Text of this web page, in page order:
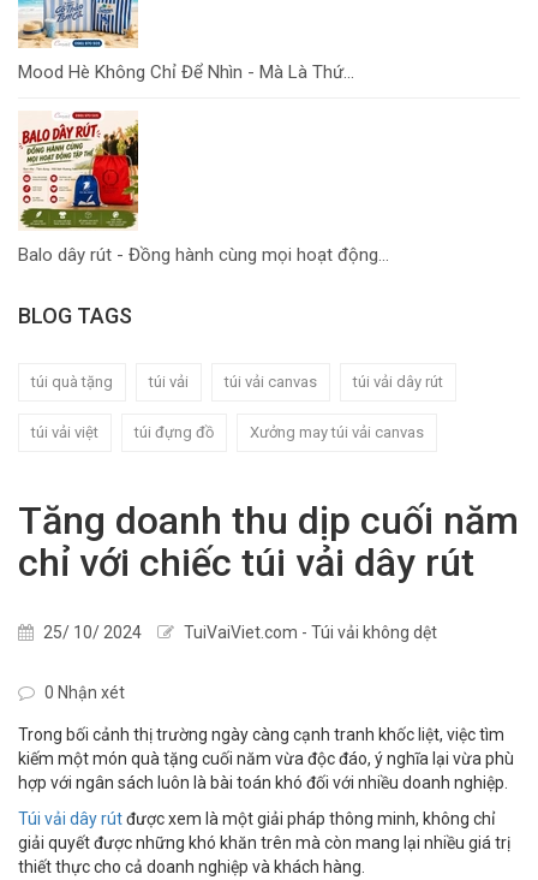
Mood Hè Không Chỉ Để Nhìn - Mà Là Thứ...
Balo dây rút - Đồng hành cùng mọi hoạt động...
BLOG TAGS
túi quà tặng túi vải túi vải canvas túi vải dây rút
túi vải việt túi đựng đồ Xưởng may túi vải canvas
Tăng doanh thu dịp cuối năm
chỉ với chiếc túi vải dây rút
25/ 10/ 2024 TuiVaiViet.com - Túi vải không dệt
0 Nhận xét
Trong bối cảnh thị trường ngày càng cạnh tranh khốc liệt, việc tìm
kiếm một món quà tặng cuối năm vừa độc đáo, ý nghĩa lại vừa phù
hợp với ngân sách luôn là bài toán khó đối với nhiều doanh nghiệp.
Túi vải dây rútđược xem là một giải pháp thông minh, không chỉ
giải quyết được những khó khăn trên mà còn mang lại nhiều giá trị
thiết thực cho cả doanh nghiệp và khách hàng.